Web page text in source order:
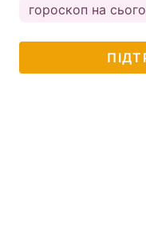
гороскоп на